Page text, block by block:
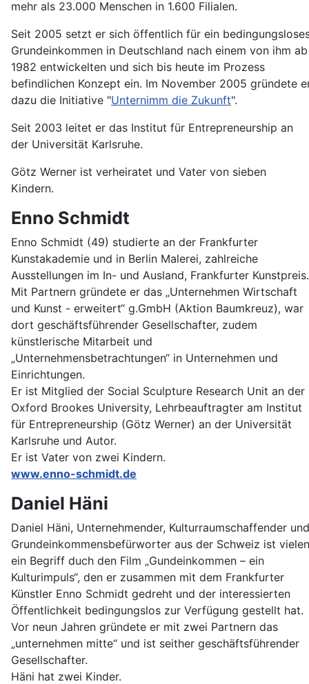
mehr als 23.000 Menschen in 1.600 Filialen.
Seit 2005 setzt er sich öffentlich für ein
Grundeinkommen in Deutschland nach einem von ihm ab
1982 entwickelten und sich bis heute im Prozess
befindlichen Konzept ein. Im November 2005 gründete
dazu die Initiative "Unternimm die Zukunft".
Seit 2003 leitet er das Institut für Entrepreneurship an
der Universität Karlsruhe.
Götz Werner ist verheiratet und Vater von sieben
Kindern.
Enno Schmidt
Enno Schmidt (49) studierte an der Frankfurter
Kunstakademie und in Berlin Malerei, zahlreiche
Ausstellungen im In- und Ausland, Frankfurter Kunstpreis.
Mit Partnern gründete er das „Unternehmen Wirtschaft
und Kunst - erweitert“ g.GmbH (Aktion Baumkreuz), war
dort geschäftsführender Gesellschafter, zudem
künstlerische Mitarbeit und
„Unternehmensbetrachtungen“ in Unternehmen und
Einrichtungen.
Er ist Mitglied der Social Sculpture Research Unit an der
Oxford Brookes University, Lehrbeauftragter am Institut
für Entrepreneurship (Götz Werner) an der Universität
Karlsruhe und Autor.
Er ist Vater von zwei Kindern.
www.enno-schmidt.de
Daniel Häni
Daniel Häni, Unternehmender, Kulturraumschaffender und
Grundeinkommensbefürworter aus der Schweiz ist vielen
ein Begriff duch den Film „Gundeinkommen – ein
Kulturimpuls“, den er zusammen mit dem Frankfurter
Künstler Enno Schmidt gedreht und der interessierten
Öffentlichkeit bedingungslos zur Verfügung gestellt hat.
Vor neun Jahren gründete er mit zwei Partnern das
„unternehmen mitte“ und ist seither geschäftsführender
Gesellschafter.
Häni hat zwei Kinder.